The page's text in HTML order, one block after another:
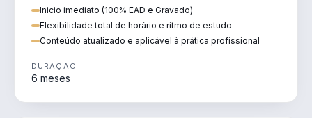
Inicio imediato (100% EAD e Gravado)
Flexibilidade total de horário e ritmo de estudo
Conteúdo atualizado e aplicável à prática profissional
DURAÇÃO
6 meses